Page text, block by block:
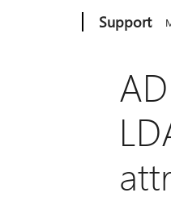
Support